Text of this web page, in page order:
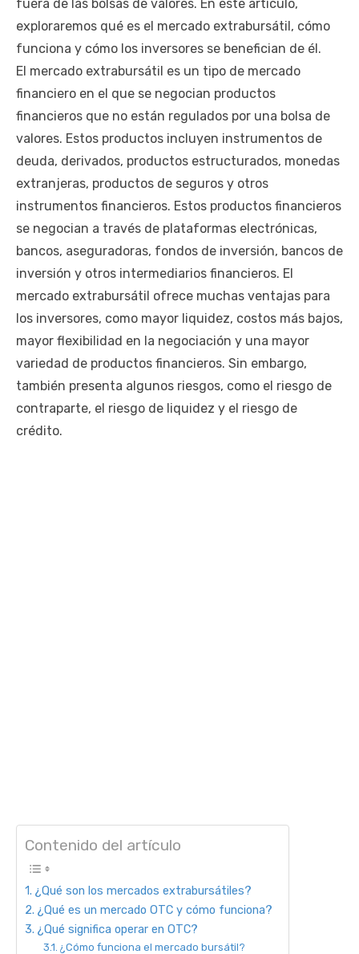
fuera de las bolsas de valores. En este artículo,
exploraremos qué es el mercado extrabursátil, cómo
funciona y cómo los inversores se benefician de él.
El mercado extrabursátil es un tipo de mercado
financiero en el que se negocian productos
financieros que no están regulados por una bolsa de
valores. Estos productos incluyen instrumentos de
deuda, derivados, productos estructurados, monedas
extranjeras, productos de seguros y otros
instrumentos financieros. Estos productos financieros
se negocian a través de plataformas electrónicas,
bancos, aseguradoras, fondos de inversión, bancos de
inversión y otros intermediarios financieros. El
mercado extrabursátil ofrece muchas ventajas para
los inversores, como mayor liquidez, costos más bajos,
mayor flexibilidad en la negociación y una mayor
variedad de productos financieros. Sin embargo,
también presenta algunos riesgos, como el riesgo de
contraparte, el riesgo de liquidez y el riesgo de
crédito.
Contenido del artículo
¿Qué son los mercados extrabursátiles?
¿Qué es un mercado OTC y cómo funciona?
¿Qué significa operar en OTC?
¿Cómo funciona el mercado bursátil?